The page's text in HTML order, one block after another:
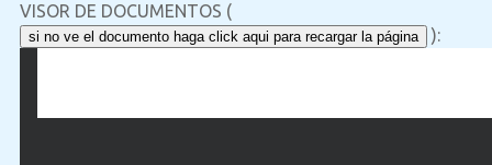
VISOR DE DOCUMENTOS (
si no ve el documento haga click aqui para recargar la página ):